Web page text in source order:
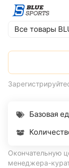
Все товары
Базовая
Окончательную
менеджера-